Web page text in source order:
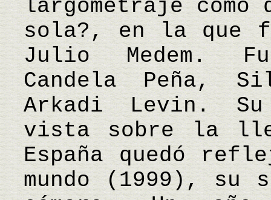
largometraje
sola?, en la que
Julio Medem.
Candela Peña,
Arkadi Levin.
vista sobre la
España quedó
mundo (1999), su